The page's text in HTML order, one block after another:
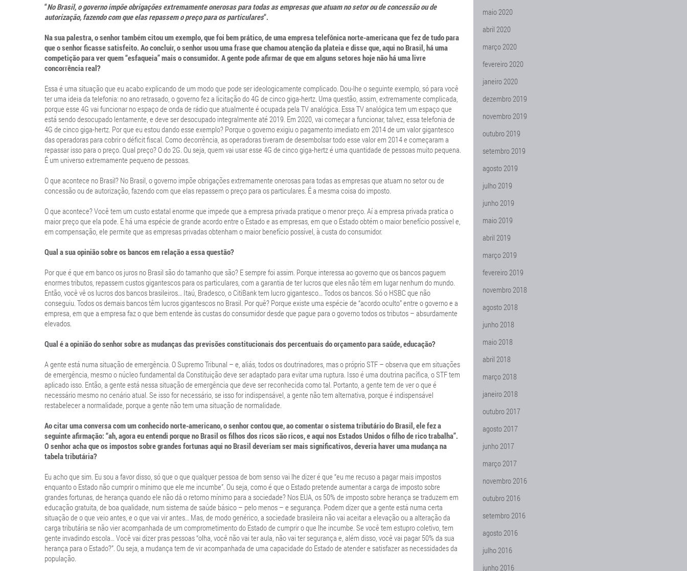
“No Brasil, o governo impõe obrigações extremamente onerosas para todas as empresas que atuam no setor ou de concessão ou de
autorização, fazendo com que elas repassem o preço para os particulares“.
Na sua palestra, o senhor também citou um exemplo, que foi bem prático, de uma empresa telefônica norte-americana que fez de tudo para
que o senhor ficasse satisfeito. Ao concluir, o senhor usou uma frase que chamou atenção da plateia e disse que, aqui no Brasil, há uma
competição para ver quem “esfaqueia” mais o consumidor. A gente pode afirmar de que em alguns setores hoje não há uma livre
concorrência real?
Essa é uma situação que eu acabo explicando de um modo que pode ser ideologicamente complicado. Dou-lhe o seguinte exemplo, só para você
ter uma ideia da telefonia: no ano retrasado, o governo fez a licitação do 4G de cinco giga-hertz. Uma questão, assim, extremamente complicada,
porque esse 4G vai funcionar no espaço de onda de rádio que atualmente é ocupada pela TV analógica. Essa TV analógica tem um espaço que
está sendo desocupado lentamente, e deve ser desocupado integralmente até 2019. Em 2020, vai começar a funcionar, talvez, essa telefonia de
4G de cinco giga-hertz. Por que eu estou dando esse exemplo? Porque o governo exigiu o pagamento imediato em 2014 de um valor gigantesco
das operadoras para cobrir o déficit fiscal. Como decorrência, as operadoras tiveram de desembolsar todo esse valor em 2014 e começaram a
repassar isso para o preço. Qual preço? O do 2G. Ou seja, quem vai usar esse 4G de cinco giga-hertz é uma quantidade de pessoas muito pequena.
É um universo extremamente pequeno de pessoas.
O que acontece no Brasil? No Brasil, o governo impõe obrigações extremamente onerosas para todas as empresas que atuam no setor ou de
concessão ou de autorização, fazendo com que elas repassem o preço para os particulares. É a mesma coisa do imposto.
O que acontece? Você tem um custo estatal enorme que impede que a empresa privada pratique o menor preço. Aí a empresa privada pratica o
maior preço que ela pode. E há uma espécie de grande acordo entre o Estado e as empresas, em que o Estado obtém o maior benefício possível e,
em compensação, ele permite que as empresas privadas obtenham o maior benefício possível, à custa do consumidor.
Qual a sua opinião sobre os bancos em relação a essa questão?
Por que é que em banco os juros no Brasil são do tamanho que são? E sempre foi assim. Porque interessa ao governo que os bancos paguem
enormes tributos, repassem custos gigantescos para os particulares, com a garantia de ter lucros que eles não têm em lugar nenhum do mundo.
Então, você vê os lucros dos bancos brasileiros… Itaú, Bradesco, o CitiBank tem lucro gigantesco… Todos os bancos. Só o HSBC que não
conseguiu. Todos os demais bancos têm lucros gigantescos no Brasil. Por quê? Porque existe uma espécie de “acordo oculto” entre o governo e a
empresa, em que a empresa faz o que bem entende às custas do consumidor desde que pague para o governo todos os tributos – absurdamente
elevados.
Qual é a opinião do senhor sobre as mudanças das previsões constitucionais dos percentuais do orçamento para saúde, educação?
A gente está numa situação de emergência. O Supremo Tribunal – e, aliás, todos os doutrinadores, mas o próprio STF – observa que em situações
de emergência, mesmo o núcleo fundamental da Constituição deve ser adaptado para evitar uma ruptura. Isso é uma doutrina pacífica, o STF tem
aplicado isso. Então, a gente está nessa situação de emergência que deve ser reconhecida como tal. Portanto, a gente tem de ver o que é
necessário mesmo no cenário atual. Se isso for necessário, se isso for indispensável, a gente não tem alternativa, porque é indispensável
restabelecer a normalidade, porque a gente não tem uma situação de normalidade.
Ao citar uma conversa com um conhecido norte-americano, o senhor contou que, ao comentar o sistema tributário do Brasil, ele fez a
seguinte afirmação: “ah, agora eu entendi porque no Brasil os filhos dos ricos são ricos, e aqui nos Estados Unidos o filho de rico trabalha”.
O senhor acha que os impostos sobre grandes fortunas aqui no Brasil deveriam ser mais significativos, deveria haver uma mudança na
tabela tributária?
Eu acho que sim. Eu sou a favor disso, só que o que qualquer pessoa de bom senso vai lhe dizer é que “eu me recuso a pagar mais impostos
enquanto o Estado não cumprir o mínimo que ele me incumbe”. Ou seja, como é que o Estado pretende aumentar a carga de imposto sobre
grandes fortunas, de herança quando ele não dá o retorno mínimo para a sociedade? Nos EUA, os 50% de imposto sobre herança se traduzem em
educação gratuita, de boa qualidade, num sistema de saúde básico – pelo menos – e segurança. Podem dizer que a gente está numa certa
situação de o que veio antes, e o que vai vir antes… Mas, de modo genérico, a sociedade brasileira não vai aceitar a elevação ou a alteração da
carga tributária se não vier acompanhada de um comprometimento do Estado de cumprir o que lhe incumbe. Se você tem estupro coletivo, tem
gente invadindo escola… Você vai dizer pras pessoas “olha, você não vai ter aula, não vai ter segurança e, além disso, você vai pagar 50% da sua
herança para o Estado?”. Ou seja, a mudança tem de vir acompanhada de uma capacidade do Estado de atender e satisfazer as necessidades da
população.
maio 2020
abril 2020
março 2020
fevereiro 2020
janeiro 2020
dezembro 2019
novembro 2019
outubro 2019
setembro 2019
agosto 2019
julho 2019
junho 2019
maio 2019
abril 2019
março 2019
fevereiro 2019
novembro 2018
agosto 2018
junho 2018
maio 2018
abril 2018
março 2018
janeiro 2018
outubro 2017
agosto 2017
junho 2017
março 2017
novembro 2016
outubro 2016
setembro 2016
agosto 2016
julho 2016
junho 2016